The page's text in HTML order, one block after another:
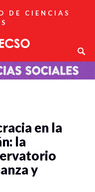
DE CIENCIAS
en la
la
y